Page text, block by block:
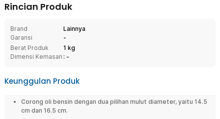
Rincian Produk
Brand
Lainnya
Garansi
-
Berat Produk
1 kg
Dimensi Kemasan : -
Keunggulan Produk
Corong oli bensin dengan dua pilihan mulut diameter, yaitu 14.5
cm dan 16.5 cm.